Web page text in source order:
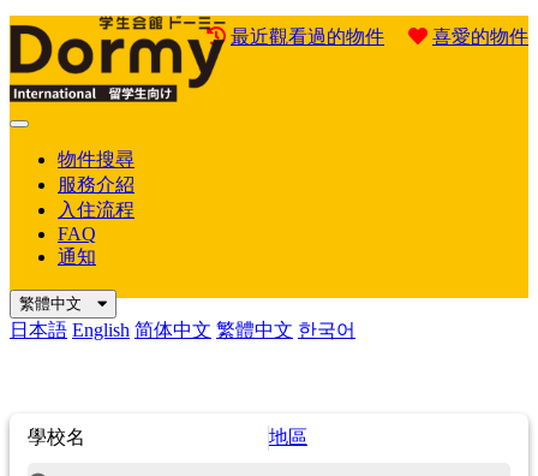
最近觀看過的物件 喜愛的物件
Mobile
物件搜尋
服務介紹
入住流程
FAQ
通知
繁體中文
日本語 English 简体中文 繁體中文 한국어
學校名 地區